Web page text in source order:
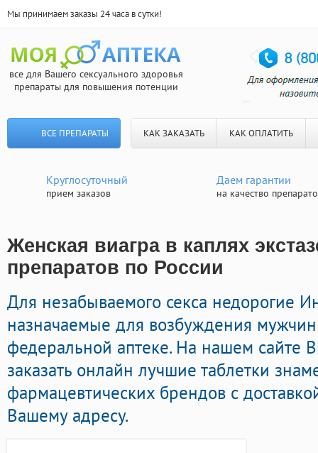
Мы принимаем заказы 24 часа в сутки!
все для Вашего сексуального здоровья
препараты для повышения потенции
ВСЕ ПРЕПАРАТЫ КАК ЗАКАЗАТЬ КАК ОПЛАТИТЬ
Круглосуточный
прием заказов
Даем гарантии
на качество
Женская виагра в каплях
препаратов по России
Для незабываемого секса недорогие
назначаемые для возбуждения
федеральной аптеке. На нашем сайте
заказать онлайн лучшие таблетки
фармацевтических брендов с
Вашему адресу.